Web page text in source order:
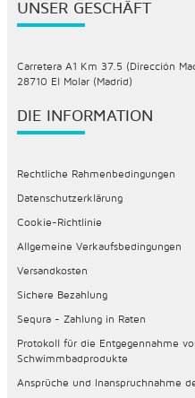
UNSER GESCHÄFT
Carretera A1 Km 37.5 (Dirección
28710 El Molar (Madrid)
DIE INFORMATION
Rechtliche Rahmenbedingungen
Datenschutzerklärung
Cookie-Richtlinie
Allgemeine Verkaufsbedingungen
Versandkosten
Sichere Bezahlung
Sequra - Zahlung in Raten
Protokoll für die Entgegennahme
Schwimmbadprodukte
Ansprüche und Inanspruchnahme